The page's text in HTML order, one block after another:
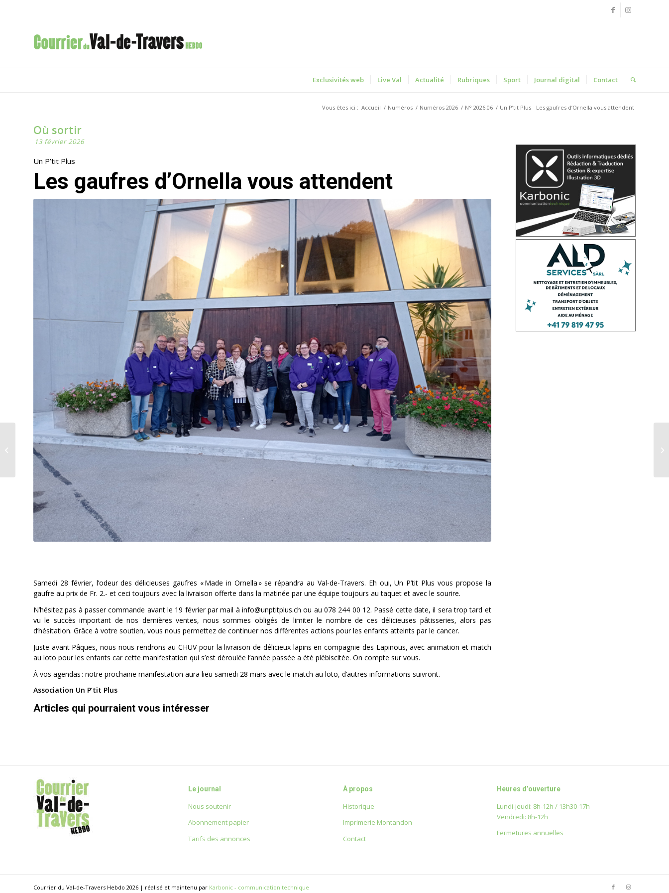
Exclusivités web Live Val Actualité Rubriques Sport Journal digital Contact
Vous êtes ici : Accueil / Numéros / Numéros 2026 / N° 2026.06 / Un P’tit Plus Les gaufres d’Ornella vous attendent
Où sortir
13 février 2026
Un P’tit Plus
Les gaufres d’Ornella vous attendent
Samedi 28 février, l’odeur des délicieuses gaufres « Made in Ornella » se répandra au Val-de-Travers. Eh oui, Un P’tit Plus vous propose la
gaufre au prix de Fr. 2.- et ceci toujours avec la livraison offerte dans la matinée par une équipe toujours au taquet et avec le sourire.
N’hésitez pas à passer commande avant le 19 février par mail à info@unptitplus.ch ou au 078 244 00 12. Passé cette date, il sera trop tard et
vu le succès important de nos dernières ventes, nous sommes obligés de limiter le nombre de ces délicieuses pâtisseries, alors pas
d’hésitation. Grâce à votre soutien, vous nous permettez de continuer nos différentes actions pour les enfants atteints par le cancer.
Juste avant Pâques, nous nous rendrons au CHUV pour la livraison de délicieux lapins en compagnie des Lapinous, avec animation et match
au loto pour les enfants car cette manifestation qui s’est déroulée l’année passée a été plébiscitée. On compte sur vous.
À vos agendas : notre prochaine manifestation aura lieu samedi 28 mars avec le match au loto, d’autres informations suivront.
Association Un P’tit Plus
Articles qui pourraient vous intéresser
Le journal
Nous soutenir
Abonnement papier
Tarifs des annonces
À propos
Historique
Imprimerie Montandon
Contact
Heures d’ouverture
Lundi-jeudi: 8h-12h / 13h30-17h
Vendredi: 8h-12h
Fermetures annuelles
Courrier du Val-de-Travers Hebdo 2026 | réalisé et maintenu par Karbonic - communication technique
La kermesse de la paroisse c’est ce
samedi!